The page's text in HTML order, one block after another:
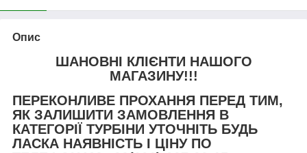
Опис
ШАНОВНІ КЛІЄНТИ НАШОГО
МАГАЗИНУ!!!
ПЕРЕКОНЛИВЕ ПРОХАННЯ ПЕРЕД ТИМ,
ЯК ЗАЛИШИТИ ЗАМОВЛЕННЯ В
КАТЕГОРІЇ ТУРБІНИ УТОЧНІТЬ БУДЬ
ЛАСКА НАЯВНІСТЬ І ЦІНУ ПО